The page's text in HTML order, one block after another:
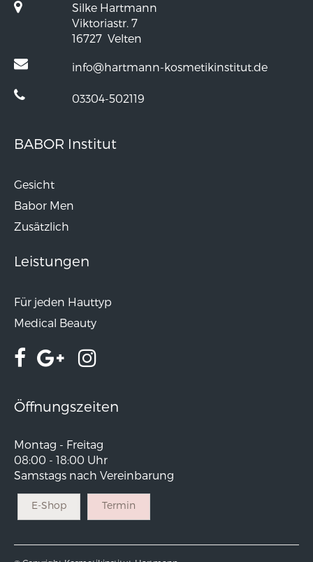
Silke Hartmann
Viktoriastr. 7
16727 Velten
info@hartmann-kosmetikinstitut.de
03304-502119
BABOR Institut
Gesicht
Babor Men
Zusätzlich
Leistungen
Für jeden Hauttyp
Medical Beauty
Öffnungszeiten
Montag - Freitag
08:00 - 18:00 Uhr
Samstags nach Vereinbarung
E-Shop Termin